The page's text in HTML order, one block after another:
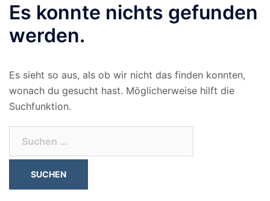
Es konnte nichts gefunden
werden.
Es sieht so aus, als ob wir nicht das finden konnten,
wonach du gesucht hast. Möglicherweise hilft die
Suchfunktion.